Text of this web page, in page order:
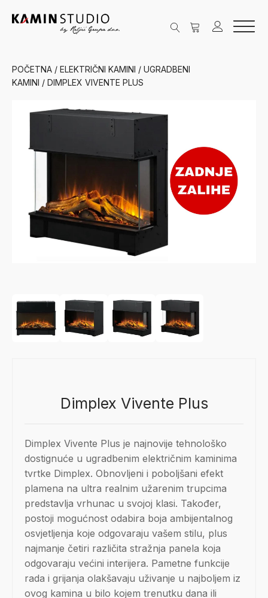
POČETNA / ELEKTRIČNI KAMINI / UGRADBENI
KAMINI / DIMPLEX VIVENTE PLUS
Dimplex Vivente Plus
Dimplex Vivente Plus je najnovije tehnološko
dostignuće u ugradbenim električnim kaminima
tvrtke Dimplex. Obnovljeni i poboljšani efekt
plamena na ultra realnim užarenim trupcima
predstavlja vrhunac u svojoj klasi. Također,
postoji mogućnost odabira boja ambijentalnog
osvjetljenja koje odgovaraju vašem stilu, plus
najmanje četiri različita stražnja panela koja
odgovaraju većini interijera. Pametne funkcije
rada i grijanja olakšavaju uživanje u najboljem iz
ovog kamina u bilo kojem trenutku dana ili